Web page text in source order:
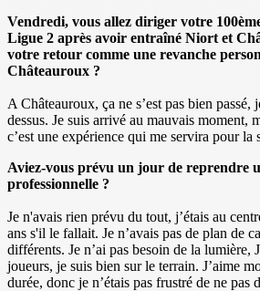
Vendredi, vous allez diriger votre
Ligue 2 après avoir entraîné Niort et
votre retour comme une revanche
Châteauroux ?
A Châteauroux, ça ne s’est pas bien passé,
dessus. Je suis arrivé au mauvais moment,
c’est une expérience qui me servira pour la
Aviez-vous prévu un jour de reprendre
professionnelle ?
Je n'avais rien prévu du tout, j’étais au
ans s'il le fallait. Je n’avais pas de plan de
différents. Je n’ai pas besoin de la lumière,
joueurs, je suis bien sur le terrain. J’aime
durée, donc je n’étais pas frustré de ne pas